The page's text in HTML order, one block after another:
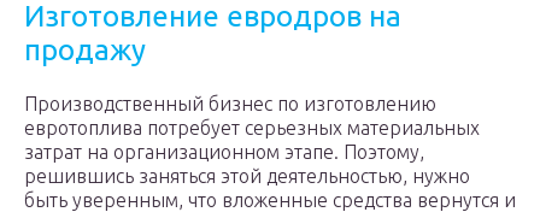
Изготовление евродров на
продажу
Производственный бизнес по изготовлению
евротоплива потребует серьезных материальных
затрат на организационном этапе. Поэтому,
решившись заняться этой деятельностью, нужно
быть уверенным, что вложенные средства вернутся и